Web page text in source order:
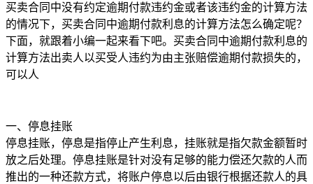
买卖合同中没有约定逾期付款违约金或者该违约金的计算方法
的情况下，买卖合同中逾期付款利息的计算方法怎么确定呢？
下面，就跟着小编一起来看下吧。买卖合同中逾期付款利息的
计算方法出卖人以买受人违约为由主张赔偿逾期付款损失的，
可以人
一、停息挂账
停息挂账，停息是指停止产生利息，挂账就是指欠款金额暂时
放之后处理。停息挂账是针对没有足够的能力偿还欠款的人而
推出的一种还款方式，将账户停息以后由银行根据还款人的具